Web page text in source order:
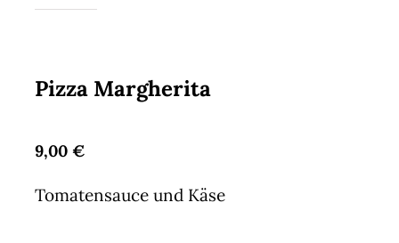
Pizza Margherita
9,00 €
Tomatensauce und Käse